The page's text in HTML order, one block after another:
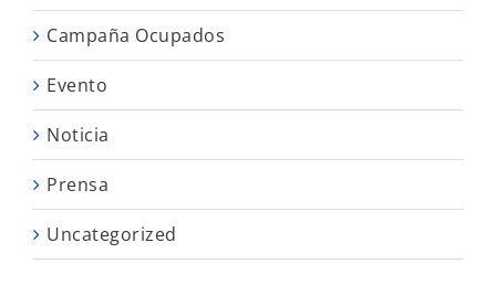
Campaña Ocupados
Evento
Noticia
Prensa
Uncategorized